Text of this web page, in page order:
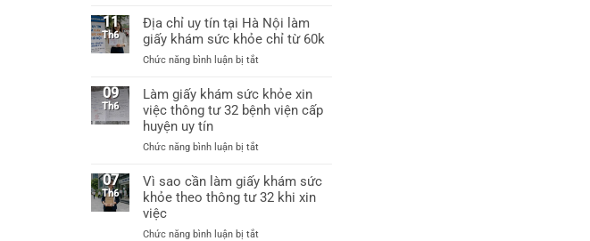
khỏe
a3
khám
sức
a4
xin
việc
11
Th6
Địa chỉ uy tín tại Hà Nội làm
giấy khám sức khỏe chỉ từ 60k
Chức năng bình luận bị tắtở
chỉ
uy
Hà
làm
giấy
09
Th6
Làm giấy khám sức khỏe xin
việc thông tư 32 bệnh viện cấp
huyện uy tín
Chức năng bình luận bị tắtở
giấy
khám
xin
07
Th6
Vì sao cần làm giấy khám sức
khỏe theo thông tư 32 khi xin
việc
Chức năng bình luận bị tắtở